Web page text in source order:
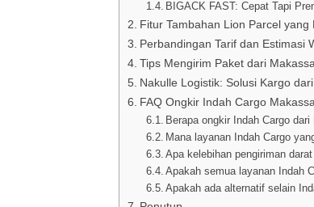
BIGACK FAST: Cepat Tapi
Fitur Tambahan Lion Parcel yang
Perbandingan Tarif dan Estimasi
Tips Mengirim Paket dari
Nakulle Logistik: Solusi Kargo
FAQ Ongkir Indah Cargo
Berapa ongkir Indah Cargo
Mana layanan Indah Cargo
Apa kelebihan pengiriman
Apakah semua layanan Indah
Apakah ada alternatif selain